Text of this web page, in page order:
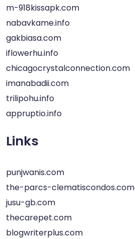
m-918kissapk.com
nabavkame.info
gakbiasa.com
iflowerhu.info
chicagocrystalconnection.com
imanabadii.com
trilipohu.info
appruptio.info
Links
punjwanis.com
the-parcs-clematiscondos.com
jusu-gb.com
thecarepet.com
blogwriterplus.com